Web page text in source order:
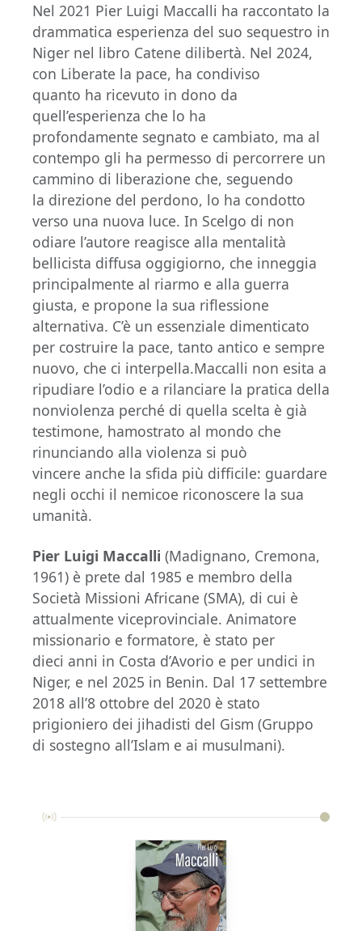
Nel 2021 Pier Luigi Maccalli ha raccontato la
drammatica esperienza del suo sequestro in
Niger nel libro Catene dilibertà. Nel 2024,
con Liberate la pace, ha condiviso
quanto ha ricevuto in dono da
quell’esperienza che lo ha
profondamente segnato e cambiato, ma al
contempo gli ha permesso di percorrere un
cammino di liberazione che, seguendo
la direzione del perdono, lo ha condotto
verso una nuova luce. In Scelgo di non
odiare l’autore reagisce alla mentalità
bellicista diffusa oggigiorno, che inneggia
principalmente al riarmo e alla guerra
giusta, e propone la sua riflessione
alternativa. C’è un essenziale dimenticato
per costruire la pace, tanto antico e sempre
nuovo, che ci interpella.Maccalli non esita a
ripudiare l’odio e a rilanciare la pratica della
nonviolenza perché di quella scelta è già
testimone, hamostrato al mondo che
rinunciando alla violenza si può
vincere anche la sfida più difficile: guardare
negli occhi il nemicoe riconoscere la sua
umanità.
Pier Luigi Maccalli (Madignano, Cremona,
1961) è prete dal 1985 e membro della
Società Missioni Africane (SMA), di cui è
attualmente viceprovinciale. Animatore
missionario e formatore, è stato per
dieci anni in Costa d’Avorio e per undici in
Niger, e nel 2025 in Benin. Dal 17 settembre
2018 all’8 ottobre del 2020 è stato
prigioniero dei jihadisti del Gism (Gruppo
di sostegno all’Islam e ai musulmani).